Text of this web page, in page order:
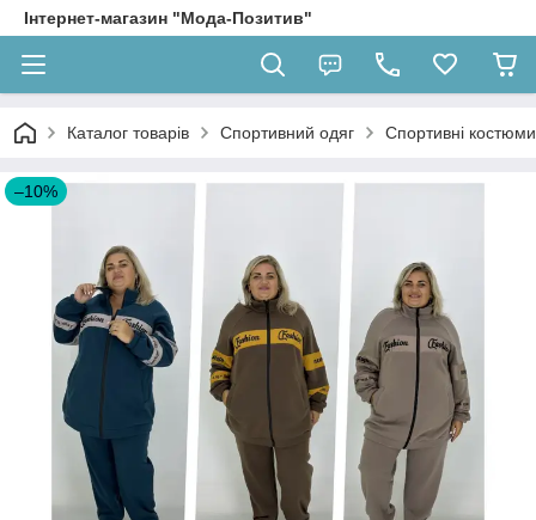
Інтернет-магазин "Мода-Позитив"
Каталог товарів Спортивний одяг Спортивні костюми
–10%